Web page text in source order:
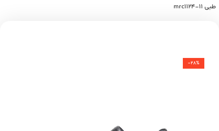
طبی mrc1124-11
-28%